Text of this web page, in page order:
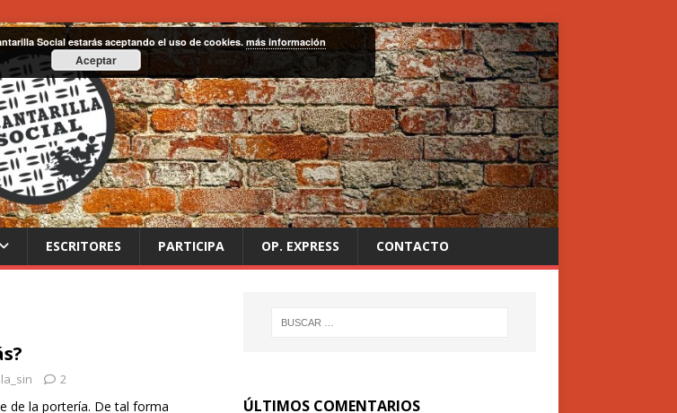
ESCRITORES PARTICIPA OP. EXPRESS CONTACTO
2
de la portería. De tal forma
ÚLTIMOS COMENTARIOS
Social estarás aceptando el uso de cookies.más información
Aceptar